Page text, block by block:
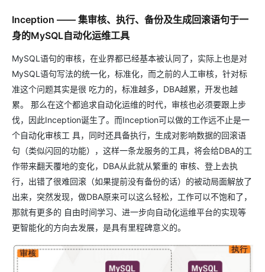
Inception —— 集审核、执行、备份及生成回滚语句于一
身的MySQL自动化运维工具
MySQL语句的审核，在业界都已经基本被认同了，实际上也是对
MySQL语句写法的统一化，标准化，而之前的人工审核，针对标
准这个问题其实是很 吃力的，标准越多，DBA越累，开发也越
累。 那么在这个都追求自动化运维的时代，审核也必须要跟上步
伐，因此Inception诞生了。而Inception可以做的工作远不止是一
个自动化审核工 具，同时还具备执行，生成对影响数据的回滚语
句（类似闪回的功能），这样一条龙服务的工具，将会给DBA的工
作带来翻天覆地的变化，DBA从此就从繁重的 审核、登上去执
行，出错了很难回滚（如果提前没有备份的话）的被动局面解放了
出来，突然发现，做DBA原来可以这么轻松，工作可以不饱和了，
那就有更多的 自由时间学习、进一步向自动化运维平台的实现等
更智能化的方向去发展，是具有里程碑意义的。